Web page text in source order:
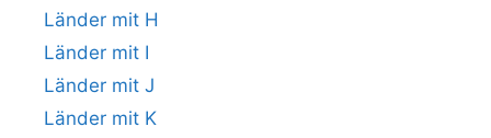
Länder mit H
Länder mit I
Länder mit J
Länder mit K